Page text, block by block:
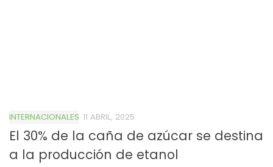
INTERNACIONALES 11 ABRIL, 2025
El 30% de la caña de azúcar se destina
a la producción de etanol